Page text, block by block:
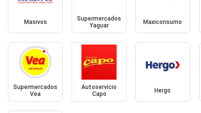
Masivos
Supermercados
Yaguar
Maxiconsumo
Supermercados
Vea
Autoservicio
Capo
Hergo